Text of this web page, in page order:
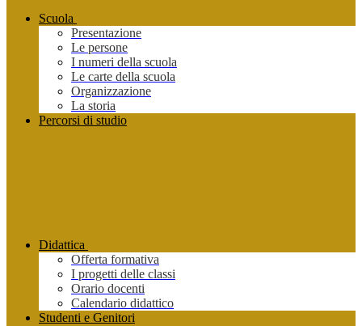
Scuola
Presentazione
Le persone
I numeri della scuola
Le carte della scuola
Organizzazione
La storia
Percorsi di studio
Didattica
Offerta formativa
I progetti delle classi
Orario docenti
Calendario didattico
Studenti e Genitori